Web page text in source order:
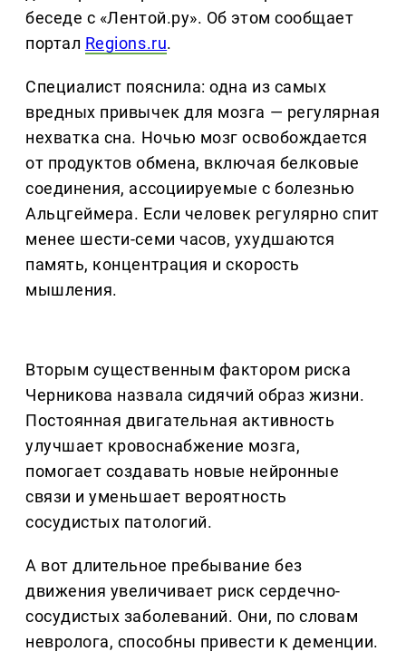
беседе с «Лентой.ру». Об этом сообщает
портал Regions.ru.
Специалист пояснила: одна из самых
вредных привычек для мозга — регулярная
нехватка сна. Ночью мозг освобождается
от продуктов обмена, включая белковые
соединения, ассоциируемые с болезнью
Альцгеймера. Если человек регулярно спит
менее шести-семи часов, ухудшаются
память, концентрация и скорость
мышления.
Вторым существенным фактором риска
Черникова назвала сидячий образ жизни.
Постоянная двигательная активность
улучшает кровоснабжение мозга,
помогает создавать новые нейронные
связи и уменьшает вероятность
сосудистых патологий.
А вот длительное пребывание без
движения увеличивает риск сердечно-
сосудистых заболеваний. Они, по словам
невролога, способны привести к деменции.